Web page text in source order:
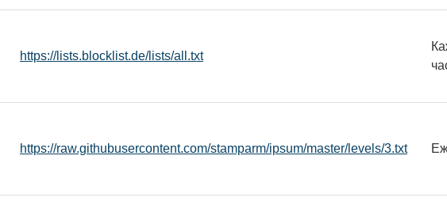
https://lists.blocklist.de/lists/all.txt
https://raw.githubusercontent.com/stamparm/ipsum/master/levels/3.txt